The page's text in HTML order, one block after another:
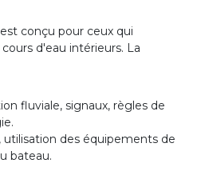
conçu pour ceux qui
d'eau intérieurs. La
fluviale, signaux, règles de
des équipements de
bateau.